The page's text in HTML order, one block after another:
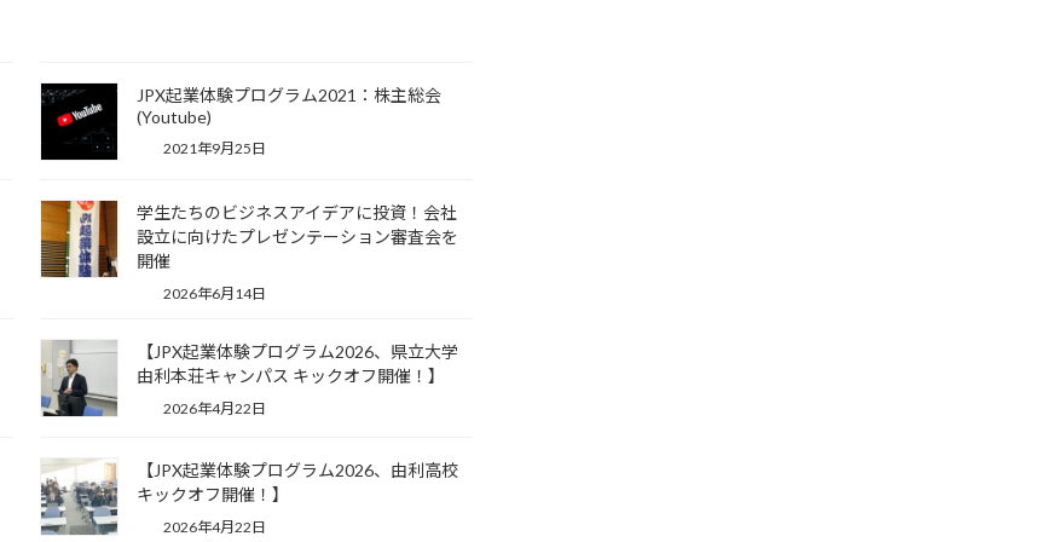
JPX起業体験プログラム2021：株主総会
(Youtube)
2021年9月25日
学生たちのビジネスアイデアに投資！会社
設立に向けたプレゼンテーション審査会を
開催
2026年6月14日
【JPX起業体験プログラム2026、県立大学
由利本荘キャンパス キックオフ開催！】
2026年4月22日
【JPX起業体験プログラム2026、由利高校
キックオフ開催！】
2026年4月22日